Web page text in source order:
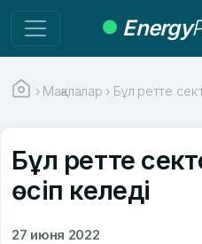
Energy
› Мақалалар › Бұл ретте
Бұл ретте
өсіп келеді
27 июня 2022